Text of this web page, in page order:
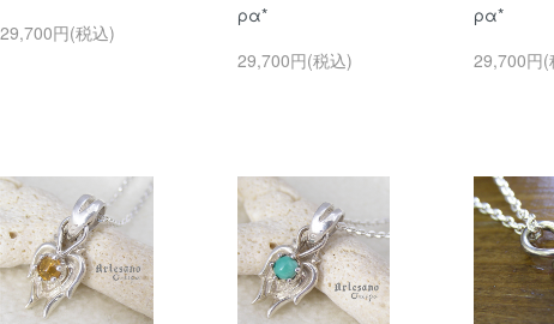
29,700円(税込)
ρα*
29,700円(税込)
ρα*
29,700円(